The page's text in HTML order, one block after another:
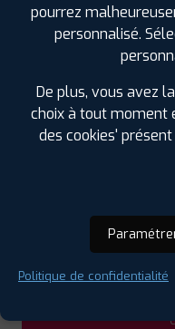
LES
DANS LES
pourrez
personnalisé.
De plus, vous avez
choix à tout moment
des cookies'
Politique de confidentialité